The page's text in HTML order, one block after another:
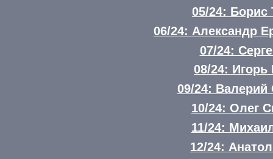
05/24:
06/24: Александр
07/24:
08/24:
09/24:
10/24: Олег
11/24:
12/24: